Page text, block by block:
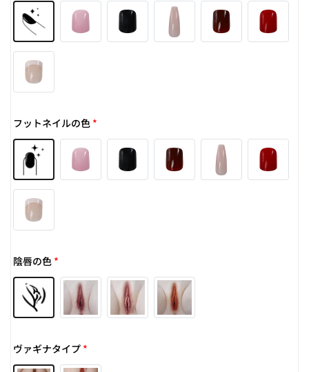
フットネイルの色 *
陰唇の色 *
ヴァギナタイプ *